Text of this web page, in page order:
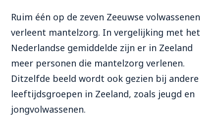
Ruim één op de zeven Zeeuwse volwassenen
verleent mantelzorg. In vergelijking met het
Nederlandse gemiddelde zijn er in Zeeland
meer personen die mantelzorg verlenen.
Ditzelfde beeld wordt ook gezien bij andere
leeftijdsgroepen in Zeeland, zoals jeugd en
jongvolwassenen.